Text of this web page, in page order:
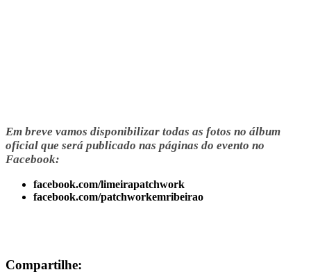
Em breve vamos disponibilizar todas as fotos no álbum
oficial que será publicado nas páginas do evento no
Facebook:
facebook.com/limeirapatchwork
facebook.com/patchworkemribeirao
Compartilhe: